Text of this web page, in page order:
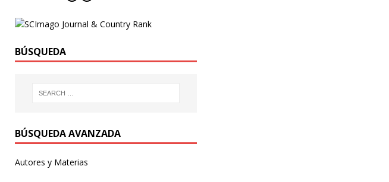
BÚSQUEDA
BÚSQUEDA AVANZADA
Autores y Materias